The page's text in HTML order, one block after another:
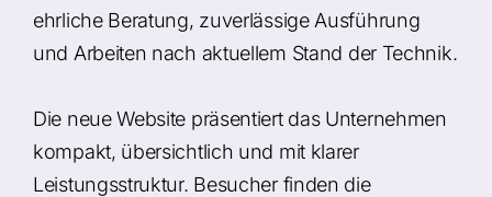
ehrliche Beratung, zuverlässige Ausführung
und Arbeiten nach aktuellem Stand der Technik.
Die neue Website präsentiert das Unternehmen
kompakt, übersichtlich und mit klarer
Leistungsstruktur. Besucher finden die